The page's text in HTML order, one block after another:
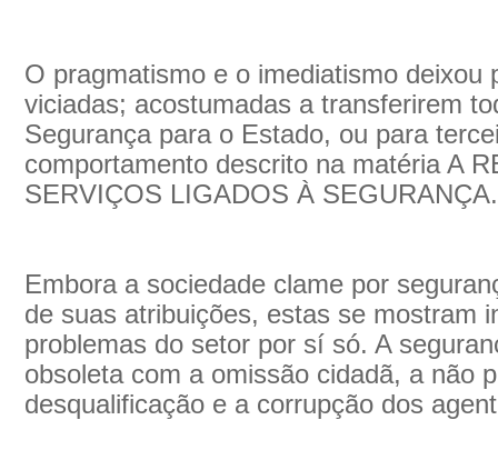
O pragmatismo e o imediatismo deixou
viciadas; acostumadas a transferirem
Segurança para o Estado, ou para
comportamento descrito na matéria A
SERVIÇOS LIGADOS À SEGURANÇA.
Embora a sociedade clame por
de suas atribuições, estas se mostram
problemas do setor por sí só. A
obsoleta com a omissão cidadã, a não
desqualificação e a corrupção dos